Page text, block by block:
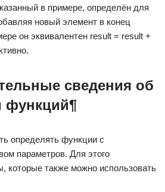
в примере, определён для
новый элемент в конец
он эквивалентен result = result +
сведения об
функций¶
определять функции с
параметров. Для этого
которые также можно использовать